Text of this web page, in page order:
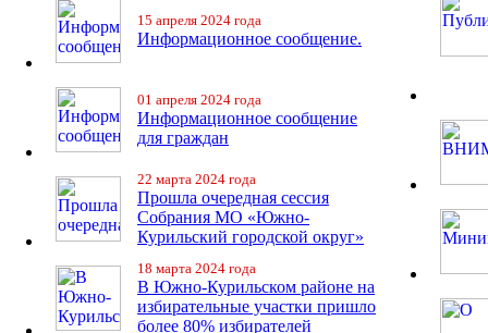
15 апреля 2024 года
Информационное сообщение.
01 апреля 2024 года
Информационное сообщение
для граждан
22 марта 2024 года
Прошла очередная сессия
Собрания МО «Южно-
Курильский городской округ»
18 марта 2024 года
В Южно-Курильском районе на
избирательные участки пришло
более 80% избирателей